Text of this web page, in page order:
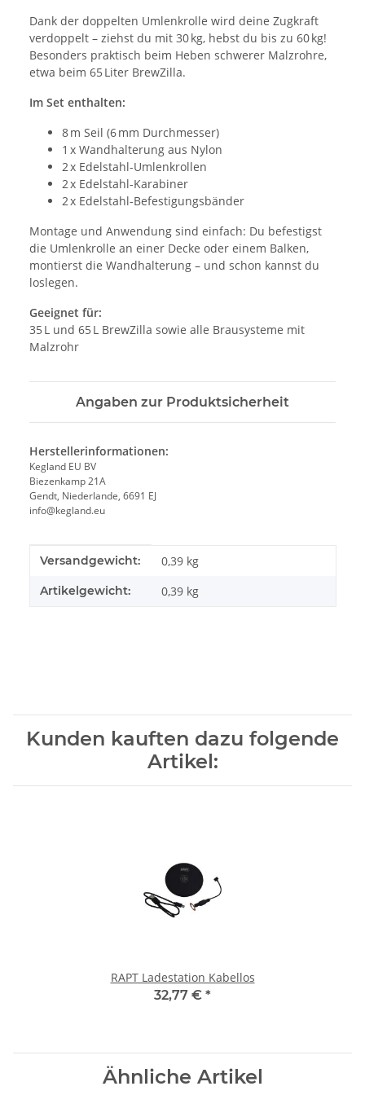
Dank der doppelten Umlenkrolle wird deine Zugkraft
verdoppelt – ziehst du mit 30 kg, hebst du bis zu 60 kg!
Besonders praktisch beim Heben schwerer Malzrohre,
etwa beim 65 Liter BrewZilla.
Im Set enthalten:
8 m Seil (6 mm Durchmesser)
1 x Wandhalterung aus Nylon
2 x Edelstahl-Umlenkrollen
2 x Edelstahl-Karabiner
2 x Edelstahl-Befestigungsbänder
Montage und Anwendung sind einfach: Du befestigst
die Umlenkrolle an einer Decke oder einem Balken,
montierst die Wandhalterung – und schon kannst du
loslegen.
Geeignet für:
35 L und 65 L BrewZilla sowie alle Brausysteme mit
Malzrohr
Angaben zur Produktsicherheit
Herstellerinformationen:
Kegland EU BV
Biezenkamp 21A
Gendt, Niederlande, 6691 EJ
info@kegland.eu
Produkteigenschaft
Wert
Versandgewicht: 0,39 kg
Artikelgewicht: 0,39 kg
Kunden kauften dazu folgende
Artikel:
RAPT Ladestation Kabellos
32,77 € *
Ähnliche Artikel